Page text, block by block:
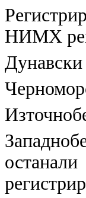
НИМХ
Дунавски